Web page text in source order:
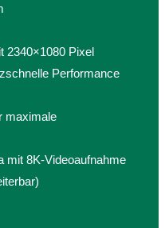
2340×1080 Pixel
Performance
maximale
mit 8K-Videoaufnahme